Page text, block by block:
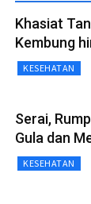
Khasiat
Kembung
KESEHATAN
Serai,
Gula dan
KESEHATAN